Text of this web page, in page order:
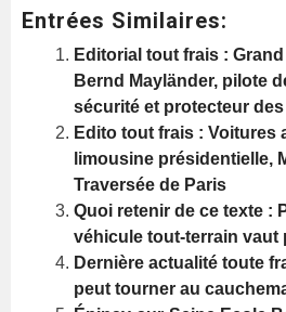
Entrées Similaires:
Editorial tout frais :
Bernd Mayländer, pilote
sécurité et protecteur
Edito tout frais : Voitures
limousine présidentielle,
Traversée de Paris
Quoi retenir de ce texte :
véhicule tout-terrain vaut
Dernière actualité toute
peut tourner au